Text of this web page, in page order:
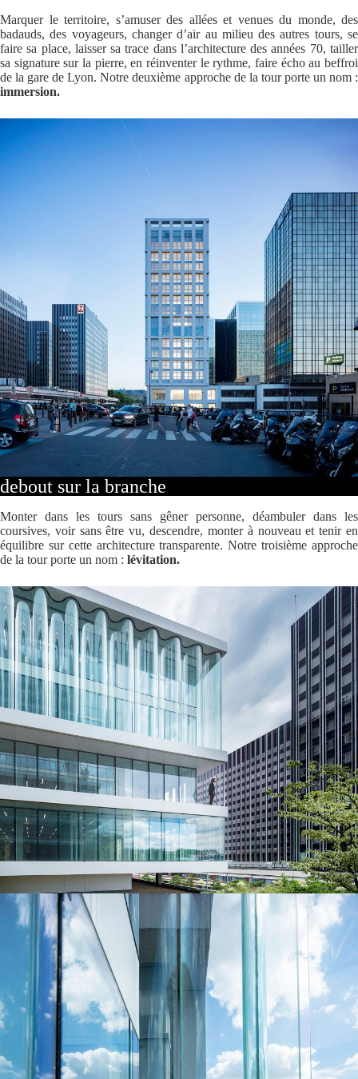
Marquer le territoire, s’amuser des allées et venues du monde, des
badauds, des voyageurs, changer d’air au milieu des autres tours, se
faire sa place, laisser sa trace dans l’architecture des années 70, tailler
sa signature sur la pierre, en réinventer le rythme, faire écho au beffroi
de la gare de Lyon. Notre deuxième approche de la tour porte un nom :
immersion.
debout sur la branche
Monter dans les tours sans gêner personne, déambuler dans les
coursives, voir sans être vu, descendre, monter à nouveau et tenir en
équilibre sur cette architecture transparente. Notre troisième approche
de la tour porte un nom : lévitation.